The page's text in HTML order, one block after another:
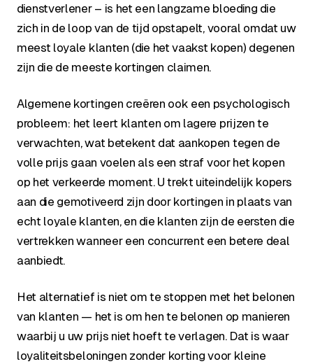
dienstverlener – is het een langzame bloeding die
zich in de loop van de tijd opstapelt, vooral omdat uw
meest loyale klanten (die het vaakst kopen) degenen
zijn die de meeste kortingen claimen.
Algemene kortingen creëren ook een psychologisch
probleem: het leert klanten om lagere prijzen te
verwachten, wat betekent dat aankopen tegen de
volle prijs gaan voelen als een straf voor het kopen
op het verkeerde moment. U trekt uiteindelijk kopers
aan die gemotiveerd zijn door kortingen in plaats van
echt loyale klanten, en die klanten zijn de eersten die
vertrekken wanneer een concurrent een betere deal
aanbiedt.
Het alternatief is niet om te stoppen met het belonen
van klanten — het is om hen te belonen op manieren
waarbij u uw prijs niet hoeft te verlagen. Dat is waar
loyaliteitsbeloningen zonder korting voor kleine